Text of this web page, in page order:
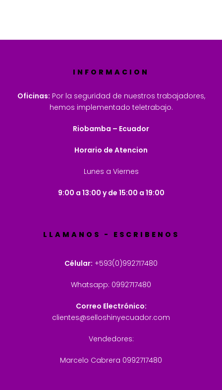
INFORMACION
Oficinas: Por la seguridad de nuestros trabajadores,
hemos implementado teletrabajo.
Riobamba – Ecuador
Horario de Atencion
Lunes a Viernes
9:00 a 13:00 y de 15:00 a 19:00
LLAMANOS - ESCRIBENOS
Célular: +593(0)992717480
Whatsapp: 0992717480
Correo Electrónico:
clientes@selloshinyecuador.com
Vendedores:
Marcelo Cabrera 0992717480